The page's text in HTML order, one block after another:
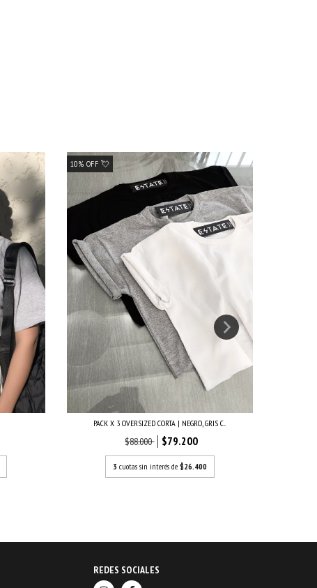
10% OFF 💘
PACK X 3 OVERSIZED CORTA | NEGRO, GRIS C...
$88.000 $79.200
3 cuotas sin interés de $26.400
REDES SOCIALES